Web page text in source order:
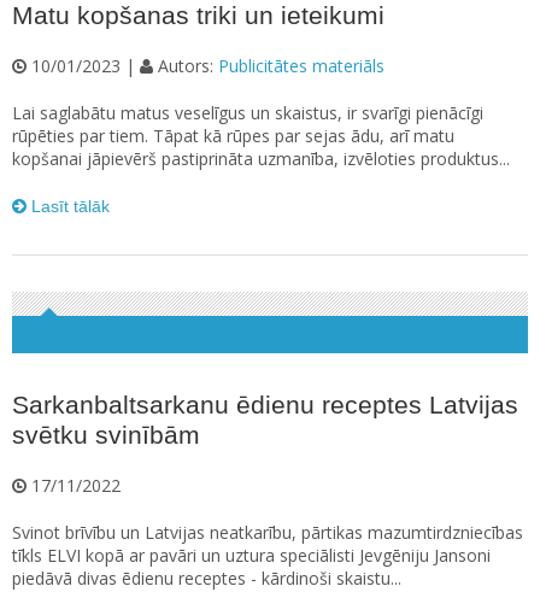
Matu kopšanas triki un ieteikumi
10/01/2023 | Autors: Publicitātes materiāls
Lai saglabātu matus veselīgus un skaistus, ir svarīgi pienācīgi
rūpēties par tiem. Tāpat kā rūpes par sejas ādu, arī matu
kopšanai jāpievērš pastiprināta uzmanība, izvēloties produktus...
Lasīt tālāk
Sarkanbaltsarkanu ēdienu receptes Latvijas
svētku svinībām
17/11/2022
Svinot brīvību un Latvijas neatkarību, pārtikas mazumtirdzniecības
tīkls ELVI kopā ar pavāri un uztura speciālisti Jevgēniju Jansoni
piedāvā divas ēdienu receptes - kārdinoši skaistu...